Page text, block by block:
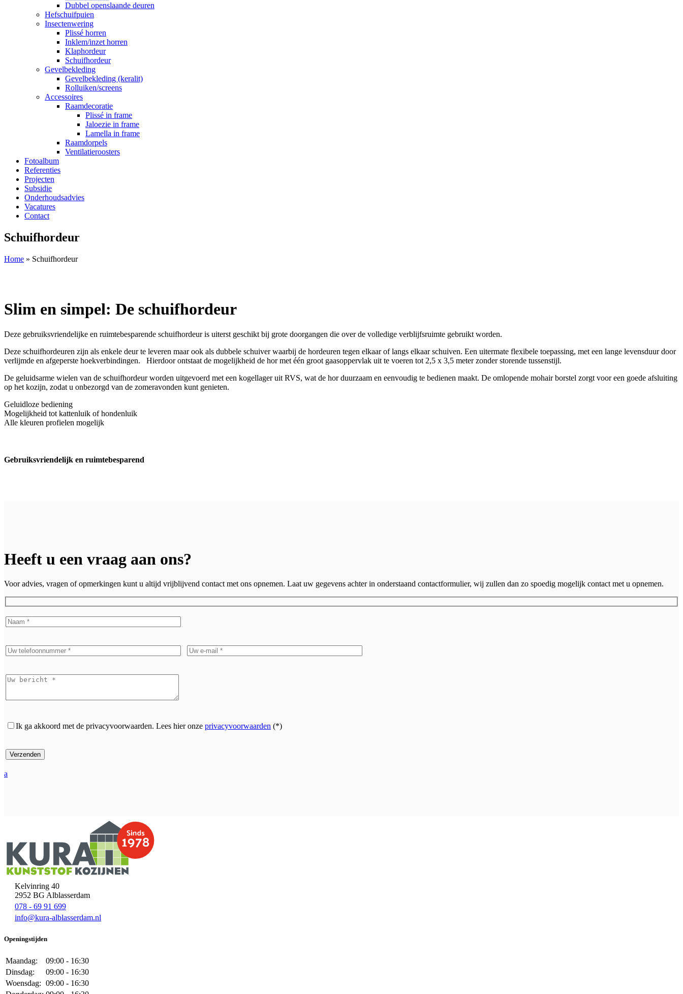
Dubbel openslaande deuren
Hefschuifpuien
Insectenwering
Plissé horren
Inklem/inzet horren
Klaphordeur
Schuifhordeur
Gevelbekleding
Gevelbekleding (keralit)
Rolluiken/screens
Accessoires
Raamdecoratie
Plissé in frame
Jaloezie in frame
Lamella in frame
Raamdorpels
Ventilatieroosters
Fotoalbum
Referenties
Projecten
Subsidie
Onderhoudsadvies
Vacatures
Contact
Schuifhordeur
Home » Schuifhordeur
Slim en simpel: De schuifhordeur
Deze gebruiksvriendelijke en ruimtebesparende schuifhordeur is uiterst geschikt bij grote doorgangen die over de volledige verblijfsruimte gebruikt worden.
Deze schuifhordeuren zijn als enkele deur te leveren maar ook als dubbele schuiver waarbij de hordeuren tegen elkaar of langs elkaar schuiven. Een uitermate flexibele toepassing, met een lange levensduur door
verlijmde en afgeperste hoekverbindingen. Hierdoor ontstaat de mogelijkheid de hor met één groot gaasoppervlak uit te voeren tot 2,5 x 3,5 meter zonder storende tussenstijl.
De geluidsarme wielen van de schuifhordeur worden uitgevoerd met een kogellager uit RVS, wat de hor duurzaam en eenvoudig te bedienen maakt. De omlopende mohair borstel zorgt voor een goede afsluiting
op het kozijn, zodat u onbezorgd van de zomeravonden kunt genieten.
Geluidloze bediening
Mogelijkheid tot kattenluik of hondenluik
Alle kleuren profielen mogelijk
Gebruiksvriendelijk en ruimtebesparend
Heeft u een vraag aan ons?
Voor advies, vragen of opmerkingen kunt u altijd vrijblijvend contact met ons opnemen. Laat uw gegevens achter in onderstaand contactformulier, wij zullen dan zo spoedig mogelijk contact met u opnemen.
Ik ga akkoord met de privacyvoorwaarden. Lees hier onze privacyvoorwaarden (*)
a
Kelvinring 40
2952 BG Alblasserdam
078 - 69 91 699
info@kura-alblasserdam.nl
Openingstijden
Maandag:
09:00 - 16:30
Dinsdag:
09:00 - 16:30
Woensdag: 09:00 - 16:30